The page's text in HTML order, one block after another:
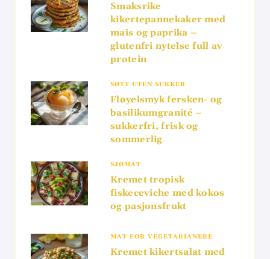
Smaksrike
kikertepannekaker med
mais og paprika –
glutenfri nytelse full av
protein
SØTT UTEN SUKKER
Fløyelsmyk fersken- og
basilikumgranité –
sukkerfri, frisk og
sommerlig
SJØMAT
Kremet tropisk
fiskeceviche med kokos
og pasjonsfrukt
MAT FOR VEGETARIANERE
Kremet kikertsalat med